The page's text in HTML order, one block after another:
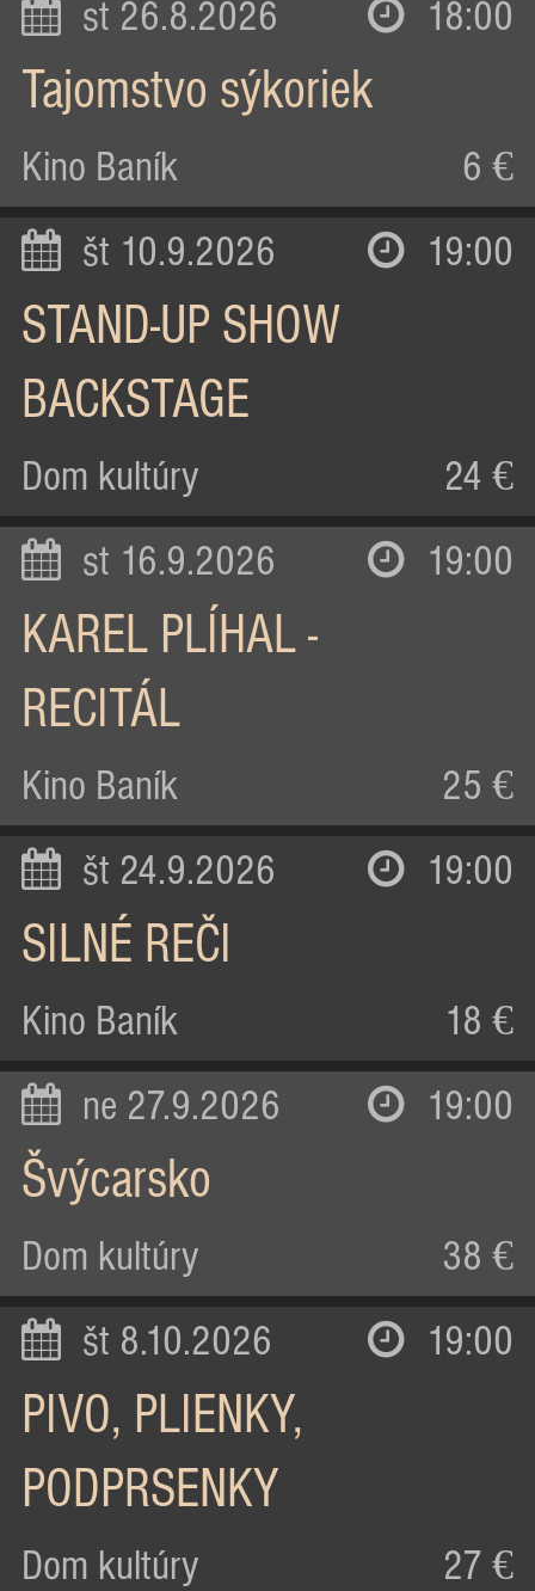
st 26.8.2026 18:00
Tajomstvo sýkoriek
Kino Baník 6 €
št 10.9.2026 19:00
STAND-UP SHOW
BACKSTAGE
Dom kultúry 24 €
st 16.9.2026 19:00
KAREL PLÍHAL -
RECITÁL
Kino Baník 25 €
št 24.9.2026 19:00
SILNÉ REČI
Kino Baník 18 €
ne 27.9.2026 19:00
Švýcarsko
Dom kultúry 38 €
št 8.10.2026 19:00
PIVO, PLIENKY,
PODPRSENKY
Dom kultúry 27 €